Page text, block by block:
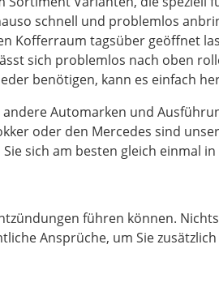
schnell und problemlos
Kofferraum tagsüber geöffnet
sich problemlos nach oben
benötigen, kann es einfach
Automarken und
oder den Mercedes sind
Sie sich am besten gleich einmal
führen können.
Ansprüche, um Sie